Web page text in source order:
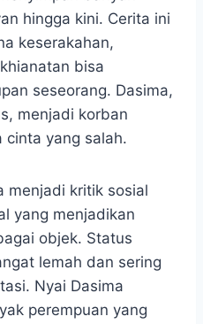
hingga kini. Cerita ini
keserakahan,
bisa
seseorang. Dasima,
menjadi korban
cinta yang salah.
menjadi kritik sosial
yang menjadikan
objek. Status
lemah dan sering
Nyai Dasima
perempuan yang